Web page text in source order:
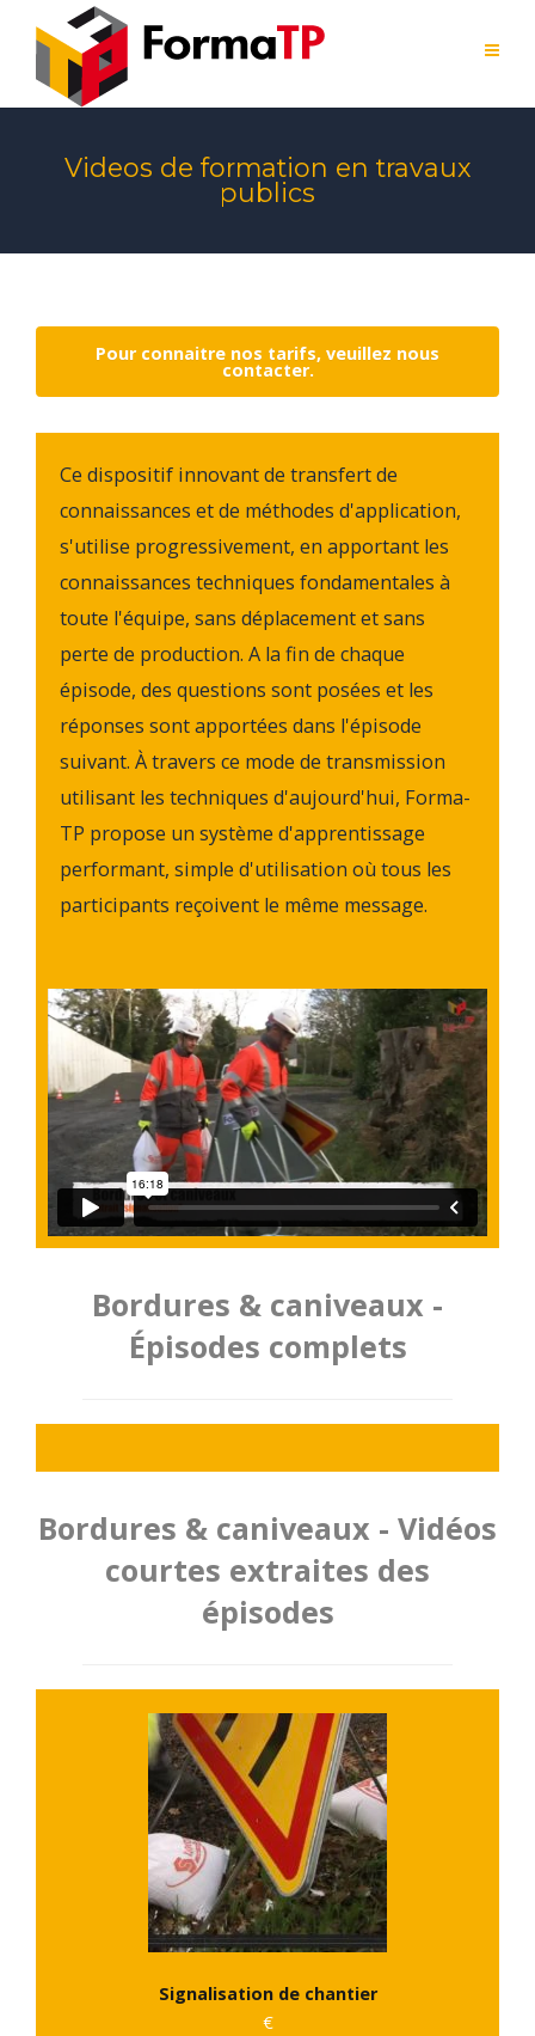
Videos de formation en travaux
publics
Pour connaitre nos tarifs, veuillez nous
contacter.
Ce dispositif innovant de transfert de
connaissances et de méthodes d'application,
s'utilise progressivement, en apportant les
connaissances techniques fondamentales à
toute l'équipe, sans déplacement et sans
perte de production. A la fin de chaque
épisode, des questions sont posées et les
réponses sont apportées dans l'épisode
suivant. À travers ce mode de transmission
utilisant les techniques d'aujourd'hui, Forma-
TP propose un système d'apprentissage
performant, simple d'utilisation où tous les
participants reçoivent le même message.
Bordures & caniveaux -
Épisodes complets
Bordures & caniveaux - Vidéos
courtes extraites des
épisodes
Signalisation de chantier
€